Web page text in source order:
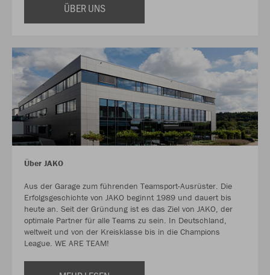
ÜBER UNS
Über JAKO
Aus der Garage zum führenden Teamsport-Ausrüster. Die
Erfolgsgeschichte von JAKO beginnt 1989 und dauert bis
heute an. Seit der Gründung ist es das Ziel von JAKO, der
optimale Partner für alle Teams zu sein. In Deutschland,
weltweit und von der Kreisklasse bis in die Champions
League. WE ARE TEAM!